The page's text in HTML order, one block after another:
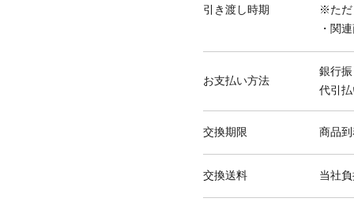
引き渡し時期
※ただ
・関
お支払い方法
銀行
代引
交換期限 商品
交換送料 当社